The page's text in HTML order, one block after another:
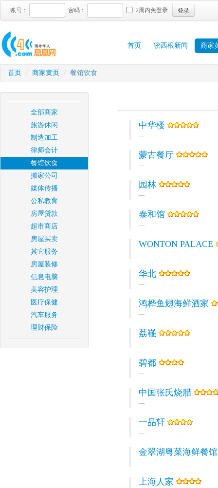
账号： 密码： 2周内免登录 登录
首页 密西根新闻 商家
首页 / 商家黄页 / 餐馆饮食
全部商家
旅游休闲
制造加工
律师会计
餐馆饮食
搬家公司
媒体传播
公私教育
房屋贷款
超市商店
房屋买卖
其它服务
房屋装修
信息电脑
美容护理
医疗保健
汽车服务
理财保险
中华楼
蒙古餐厅
园林
泰和馆
WONTON PALACE
华北
鸿桦鱼翅海鲜酒家
荔嶘
碧都
中国张氏烧腊
一品轩
金翠湖粤菜海鲜餐馆
上海人家